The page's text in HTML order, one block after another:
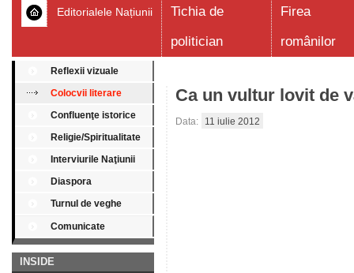
Editorialele Națiunii
Tichia de
politician
Firea
românilor
Reflexii vizuale
Colocvii literare
Confluenţe istorice
Religie/Spiritualitate
Interviurile Naţiunii
Diaspora
Turnul de veghe
Comunicate
INSIDE
Ca un vultur lovit de
Data: 11 iulie 2012